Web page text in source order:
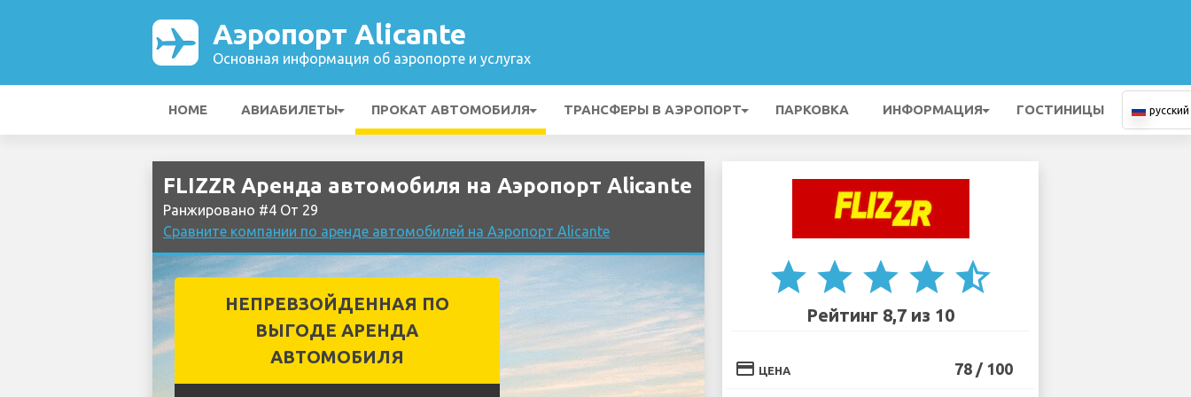
Аэропорт Alicante
Основная информация об аэропорте и услугах
HOME АВИАБИЛЕТЫ ПРОКАТ АВТОМОБИЛЯ ТРАНСФЕРЫ В АЭРОПОРТ ПАРКОВКА ИНФОРМАЦИЯ ГОСТИНИЦЫ русский
FLIZZR Аренда автомобиля на Аэропорт Alicante
Ранжировано #4 От 29
Сравните компании по аренде автомобилей на Аэропорт Alicante
НЕПРЕВЗОЙДЕННАЯ ПО
ВЫГОДЕ АРЕНДА
АВТОМОБИЛЯ
star star star star star_half
Рейтинг 8,7 из 10
credit_card ЦЕНА 78 / 100